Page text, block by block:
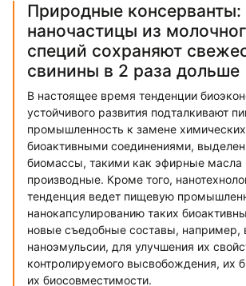
Природные консерванты:
наночастицы из
специй сохраняют
свинины в 2 раза дольше
В настоящее время тенденции
устойчивого развития подталкивают
промышленность к замене химических
биоактивными соединениями,
биомассы, такими как эфирные масла
производные. Кроме того,
тенденция ведет пищевую
нанокапсулированию таких
новые съедобные составы, например,
наноэмульсии, для улучшения их
контролируемого высвобождения, их
их биосовместимости.